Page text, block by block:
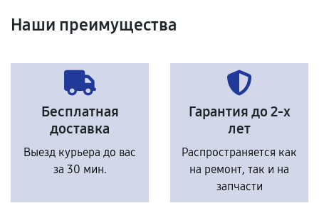
Наши преимущества
Бесплатная
доставка
Выезд курьера до вас
за 30 мин.
Гарантия до 2-х
лет
Распространяется как
на ремонт, так и на
запчасти